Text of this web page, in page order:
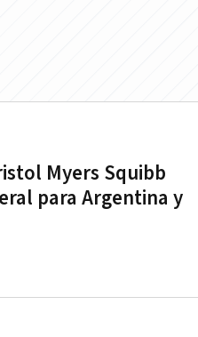
Myers Squibb
para Argentina y